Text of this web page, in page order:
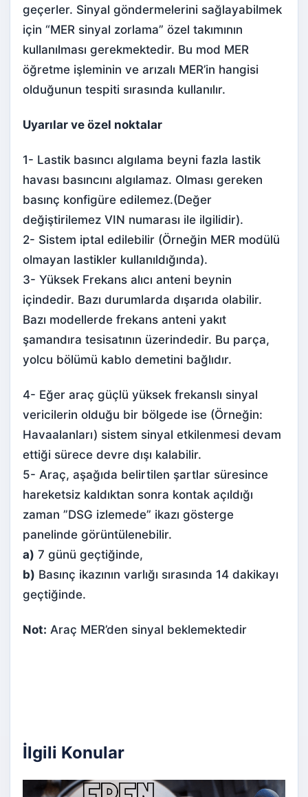
geçerler. Sinyal göndermelerini sağlayabilmek
için “MER sinyal zorlama” özel takımının
kullanılması gerekmektedir. Bu mod MER
öğretme işleminin ve arızalı MER’in hangisi
olduğunun tespiti sırasında kullanılır.
Uyarılar ve özel noktalar
1- Lastik basıncı algılama beyni fazla lastik
havası basıncını algılamaz. Olması gereken
basınç konfigüre edilemez.(Değer
değiştirilemez VIN numarası ile ilgilidir).
2- Sistem iptal edilebilir (Örneğin MER modülü
olmayan lastikler kullanıldığında).
3- Yüksek Frekans alıcı anteni beynin
içindedir. Bazı durumlarda dışarıda olabilir.
Bazı modellerde frekans anteni yakıt
şamandıra tesisatının üzerindedir. Bu parça,
yolcu bölümü kablo demetini bağlıdır.
4- Eğer araç güçlü yüksek frekanslı sinyal
vericilerin olduğu bir bölgede ise (Örneğin:
Havaalanları) sistem sinyal etkilenmesi devam
ettiği sürece devre dışı kalabilir.
5- Araç, aşağıda belirtilen şartlar süresince
hareketsiz kaldıktan sonra kontak açıldığı
zaman ”DSG izlemede” ikazı gösterge
panelinde görüntülenebilir.
a) 7 günü geçtiğinde,
b) Basınç ikazının varlığı sırasında 14 dakikayı
geçtiğinde.
Not: Araç MER’den sinyal beklemektedir
İlgili Konular